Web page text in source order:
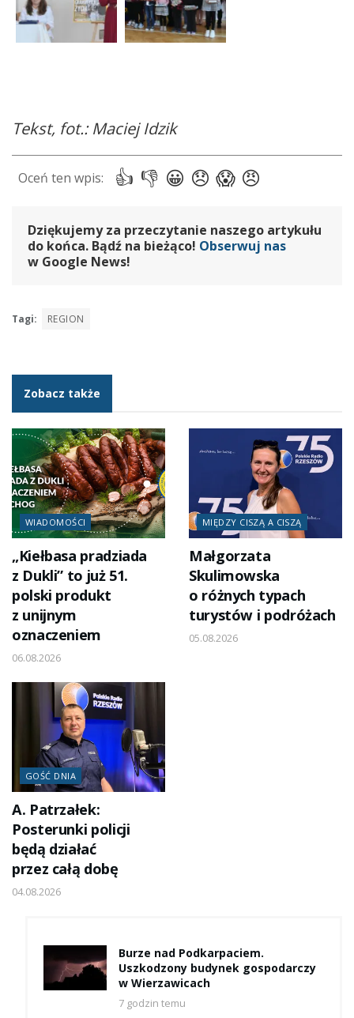
Tekst, fot.: Maciej Idzik
Dziękujemy za przeczytanie naszego artykułu
do końca. Bądź na bieżąco! Obserwuj nas
w Google News!
Tagi: REGION
Zobacz także
WIADOMOŚCI
„Kiełbasa pradziada
z Dukli” to już 51.
polski produkt
z unijnym
oznaczeniem
06.08.2026
MIĘDZY CISZĄ A CISZĄ
Małgorzata
Skulimowska
o różnych typach
turystów i podróżach
05.08.2026
GOŚĆ DNIA
A. Patrzałek:
Posterunki policji
będą działać
przez całą dobę
04.08.2026
Burze nad Podkarpaciem.
Uszkodzony budynek gospodarczy
w Wierzawicach
7 godzin temu